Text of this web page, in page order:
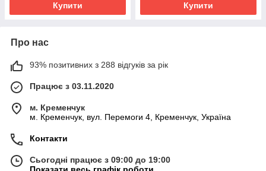
Купити Купити
Про нас
93% позитивних з 288 відгуків за рік
Працює з 03.11.2020
м. Кременчук
м. Кременчук, вул. Перемоги 4, Кременчук, Україна
Контакти
Сьогодні працює з 09:00 до 19:00